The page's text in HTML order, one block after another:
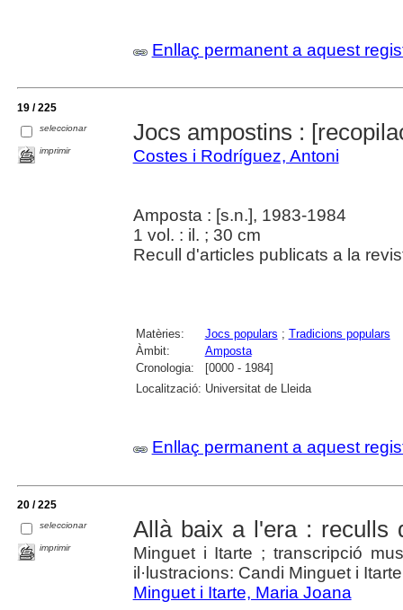
Enllaç permanent a aquest
19 / 225
seleccionar
imprimir
Jocs ampostins :
Costes i Rodríguez, Antoni
Amposta : [s.n.], 1983-1984
1 vol. : il. ; 30 cm
Recull d'articles publicats a la
Matèries: Jocs populars ; Tradicions populars
Àmbit:
Amposta
Cronologia:
[0000 - 1984]
Localització: Universitat de Lleida
Enllaç permanent a aquest
20 / 225
seleccionar
imprimir
Allà baix a l'era : reculls
Minguet i Itarte ; transcripció
il·lustracions: Candi Minguet i Itarte
Minguet i Itarte, Maria Joana